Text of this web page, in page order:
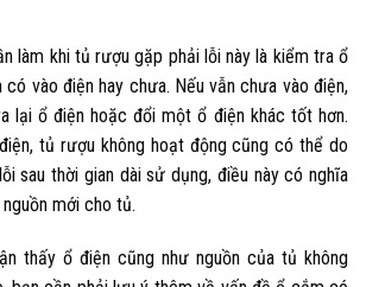
làm khi tủ rượu gặp phải lỗi này là kiểm tra ổ
vào điện hay chưa. Nếu vẫn chưa vào điện,
lại ổ điện hoặc đổi một ổ điện khác tốt hơn.
tủ rượu không hoạt độngcũng có thể do
sau thời gian dài sử dụng, điều này có nghĩa
mới cho tủ.
thấy ổ điện cũng như nguồn của tủ không